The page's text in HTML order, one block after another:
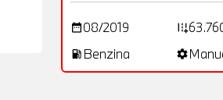
date_range08/2019 add_road
local_gas_station Benzina settings